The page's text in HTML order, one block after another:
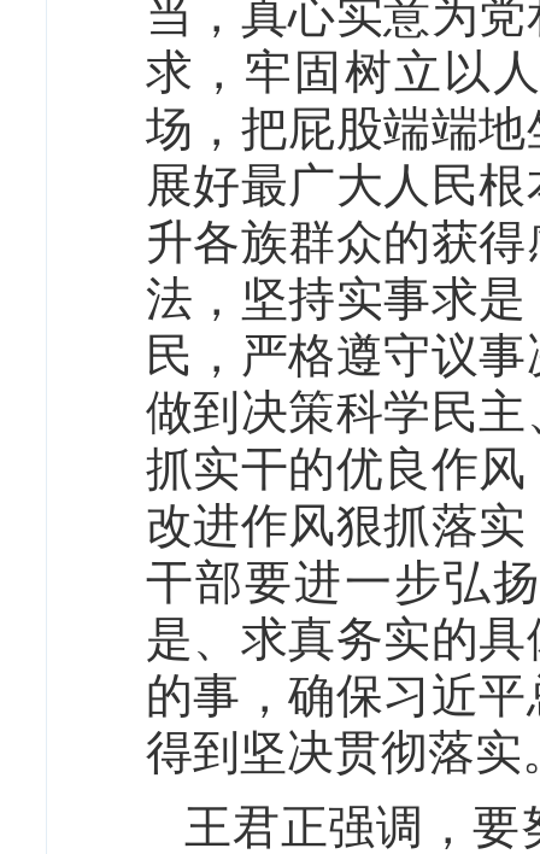
当，真心实意为
求，牢固树立以
场，把屁股端端
展好最广大人民
升各族群众的获
法，坚持实事求
民，严格遵守议
做到决策科学民
抓实干的优良作
改进作风狠抓落
干部要进一步弘
是、求真务实的
的事，确保习近
得到坚决贯彻落实
王君正强调，要